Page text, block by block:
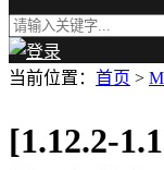
当前位置： 首页 >
[1.12.2-